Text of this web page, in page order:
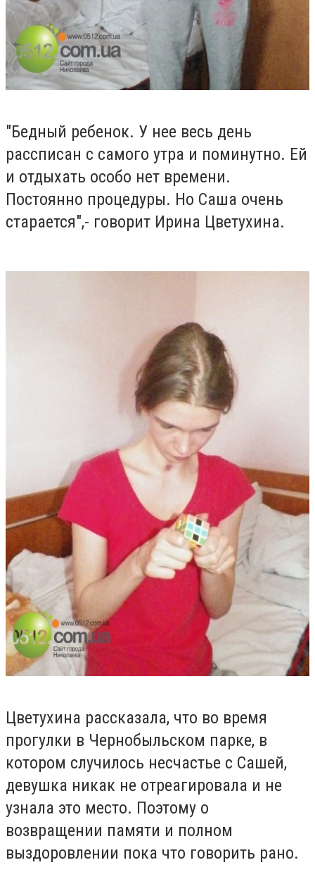
"Бедный ребенок. У нее весь день
рассписан с самого утра и поминутно. Ей
и отдыхать особо нет времени.
Постоянно процедуры. Но Саша очень
старается",- говорит Ирина Цветухина.
Цветухина рассказала, что во время
прогулки в Чернобыльском парке, в
котором случилось несчастье с Сашей,
девушка никак не отреагировала и не
узнала это место. Поэтому о
возвращении памяти и полном
выздоровлении пока что говорить рано.